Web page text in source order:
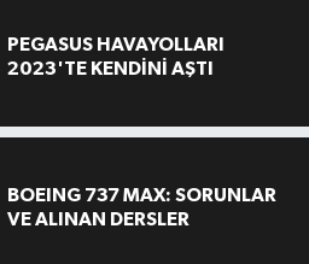
PEGASUS HAVAYOLLARI
2023'TE KENDİNİ AŞTI
BOEING 737 MAX: SORUNLAR
VE ALINAN DERSLER